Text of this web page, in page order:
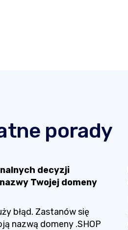
porady
decyzji
Twojej domeny
błąd. Zastanów się
nazwą domeny .SHOP